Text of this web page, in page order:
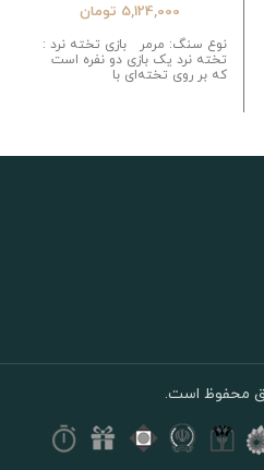
5,124,000 تومان
نوع سنگ: مرمر بازی تخته نرد :
تخته نرد یک بازی دو نفره است
که بر روی تخته‌ای با
محفوظ است.